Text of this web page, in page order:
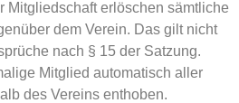
Mitgliedschaft erlöschen sämtliche
dem Verein. Das gilt nicht
nach § 15 der Satzung.
Mitglied automatisch aller
des Vereins enthoben.